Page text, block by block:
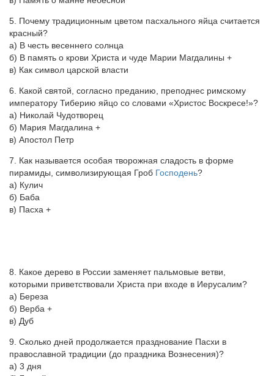
5. Почему традиционным цветом пасхального яйца считается
красный?
а) В честь весеннего солнца
б) В память о крови Христа и чуде Марии Магдалины +
в) Как символ царской власти
6. Какой святой, согласно преданию, преподнес римскому
императору Тиберию яйцо со словами «Христос Воскресе!»?
а) Николай Чудотворец
б) Мария Магдалина +
в) Апостол Петр
7. Как называется особая творожная сладость в форме
пирамиды, символизирующая Гроб Господень?
а) Кулич
б) Баба
в) Пасха +
8. Какое дерево в России заменяет пальмовые ветви,
которыми приветствовали Христа при входе в Иерусалим?
а) Береза
б) Верба +
в) Дуб
9. Сколько дней продолжается празднование Пасхи в
православной традиции (до праздника Вознесения)?
а) 3 дня